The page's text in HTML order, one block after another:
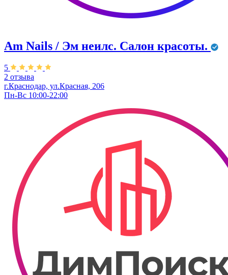
Am Nails / Эм неилс. Салон красоты.
5
2 отзыва
г.Краснодар, ул.Красная, 206
Пн-Вс 10:00-22:00